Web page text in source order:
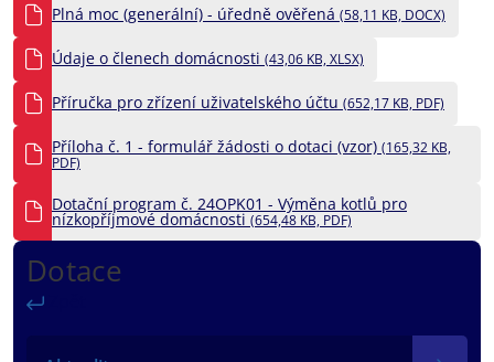
Dotace
Plná moc (generální) - úředně ověřená (58,11 KB, DOCX)
Údaje o členech domácnosti (43,06 KB, XLSX)
Příručka pro zřízení uživatelského účtu (652,17 KB, PDF)
Příloha č. 1 - formulář žádosti o dotaci (vzor) (165,32 KB,
PDF)
Dotační program č. 24OPK01 - Výměna kotlů pro
nízkopříjmové domácnosti(654,48 KB, PDF)